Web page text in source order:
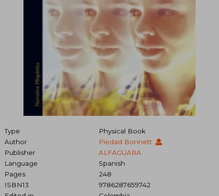
Type
Physical Book
Author
Piedad Bonnett
Publisher
ALFAGUARA
Language
Spanish
Pages
248
ISBN13
9786287659742